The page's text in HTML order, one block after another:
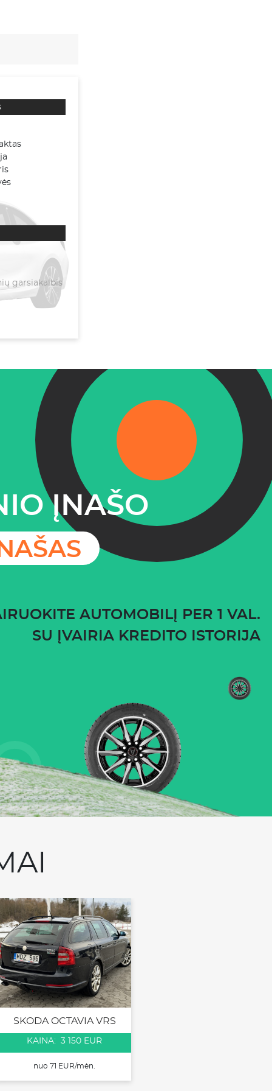
garsiakalbis
ĮNAŠO
AUTOMOBILĮ PER 1 VAL.
SU ĮVAIRIA KREDITO ISTORIJA
SKODA OCTAVIA VRS
KAINA: 3 150 EUR
nuo 71 EUR/mėn.